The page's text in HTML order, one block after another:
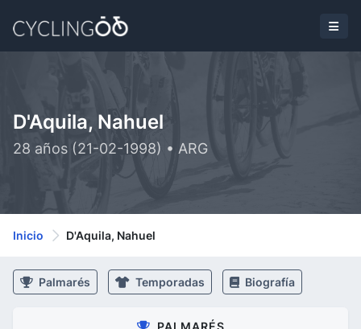
D'Aquila, Nahuel
28 años (21-02-1998) • ARG
Inicio D'Aquila, Nahuel
Palmarés Temporadas Biografía
PALMARÉS